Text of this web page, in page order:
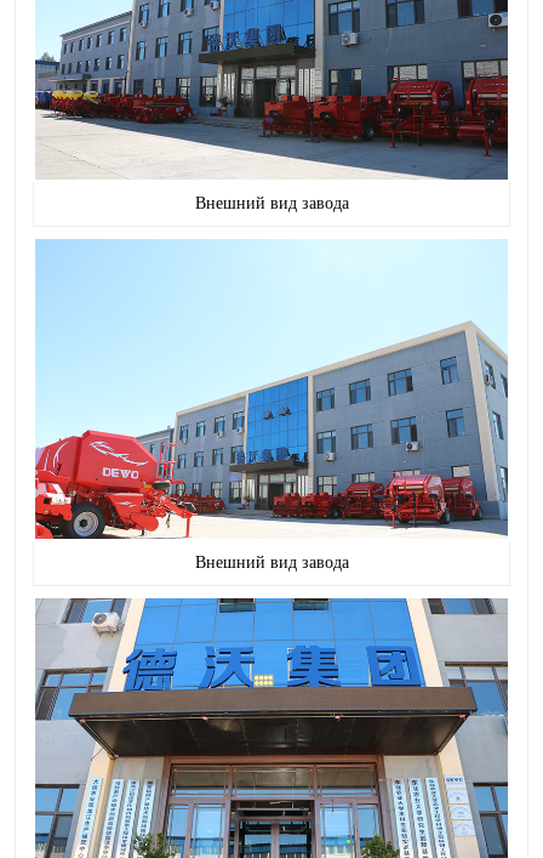
Внешний вид завода
Внешний вид завода